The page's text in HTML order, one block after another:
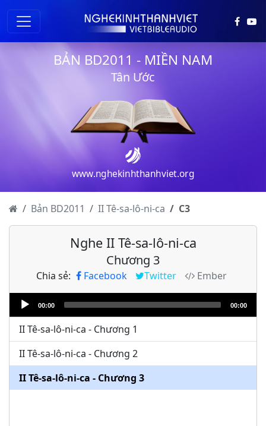
BẢN BD2011 - MIỀN NAM
Tân Ước
www.nghekinhthanhviet.org
Bản BD2011 II Tê-sa-lô-ni-ca C3
Nghe II Tê-sa-lô-ni-ca
Chương 3
Chia sẻ: Facebook Twitter
Ember
Audio
Player
00:00 00:00
II Tê-sa-lô-ni-ca - Chương 1
II Tê-sa-lô-ni-ca - Chương 2
II Tê-sa-lô-ni-ca - Chương 3